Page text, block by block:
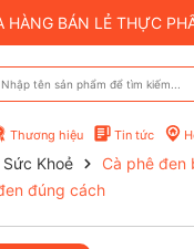
HÀNG BÁN LẺ THỰC
Thương hiệu Tin tức
Khoẻ
Cà phê đen
đúng cách